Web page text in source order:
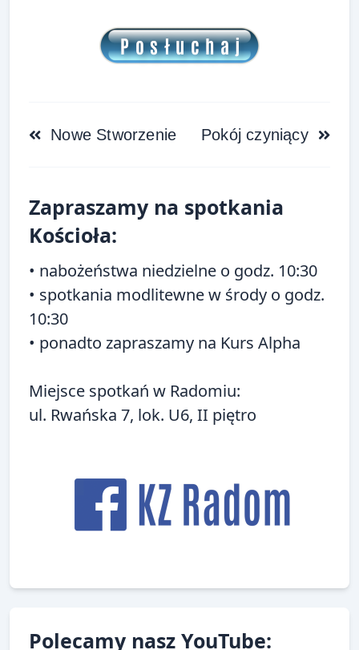
<span
screen-
reader-
Nowe Stworzenie Pokój czyniący
Zapraszamy na spotkania
Kościoła:
• nabożeństwa niedzielne o godz. 10:30
• spotkania modlitewne w środy o godz.
10:30
• ponadto zapraszamy na Kurs Alpha
Miejsce spotkań w Radomiu:
ul. Rwańska 7, lok. U6, II piętro
Polecamy nasz YouTube: